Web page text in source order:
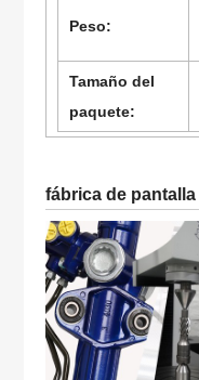
Peso:
Tamaño del
paquete:
fábrica de pantalla